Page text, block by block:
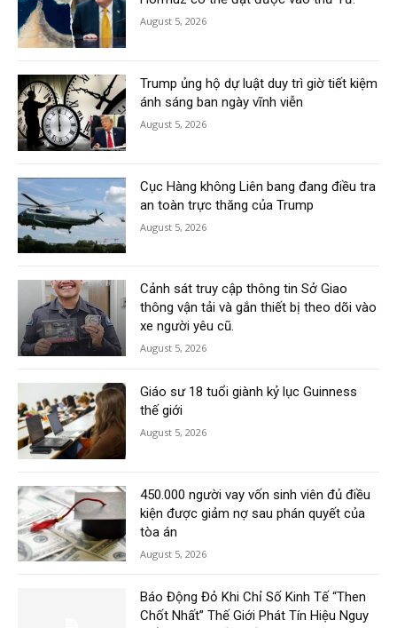
August 5, 2026
Trump ủng hộ dự luật duy trì giờ tiết kiệm
ánh sáng ban ngày vĩnh viễn
August 5, 2026
Cục Hàng không Liên bang đang điều tra
an toàn trực thăng của Trump
August 5, 2026
Cảnh sát truy cập thông tin Sở Giao
thông vận tải và gắn thiết bị theo dõi vào
xe người yêu cũ.
August 5, 2026
Giáo sư 18 tuổi giành kỷ lục Guinness
thế giới
August 5, 2026
450.000 người vay vốn sinh viên đủ điều
kiện được giảm nợ sau phán quyết của
tòa án
August 5, 2026
Báo Động Đỏ Khi Chỉ Số Kinh Tế “Then
Chốt Nhất” Thế Giới Phát Tín Hiệu Nguy